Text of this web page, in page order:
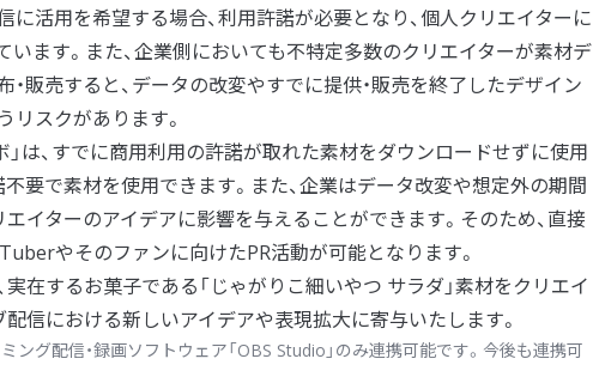
活用を希望する場合、利用許諾が必要となり、個人クリエイターに
ます。また、企業側においても不特定多数のクリエイターが素材デ
販売すると、データの改変やすでに提供・販売を終了したデザイン
リスクがあります。
は、すでに商用利用の許諾が取れた素材をダウンロードせずに使用
要で素材を使用できます。また、企業はデータ改変や想定外の期間
イターのアイデアに影響を与えることができます。そのため、直接
やそのファンに向けたPR活動が可能となります。
在するお菓子である「じゃがりこ細いやつ サラダ」素材をクリエイ
信における新しいアイデアや表現拡大に寄与いたします。
ング配信・録画ソフトウェア「OBS Studio」のみ連携可能です。今後も連携可